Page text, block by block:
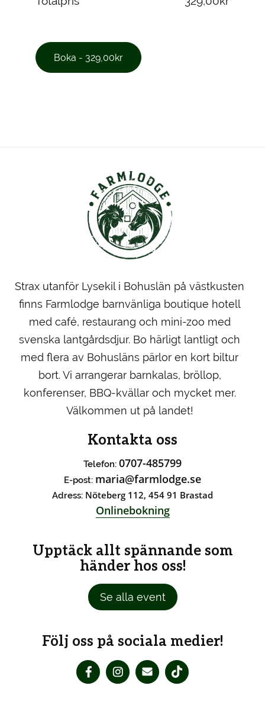
Strax utanför Lysekil i Bohuslän på västkusten
finns Farmlodge barnvänliga boutique hotell
med café, restaurang och mini-zoo med
svenska lantgårdsdjur. Bo härligt lantligt och
med flera av Bohusläns pärlor en kort biltur
bort. Vi arrangerar barnkalas, bröllop,
konferenser, BBQ-kvällar och mycket mer.
Välkommen ut på landet!
Kontakta oss
Telefon: 0707-485799
E-post: maria@farmlodge.se
Adress: Nöteberg 112, 454 91 Brastad
Onlinebokning
Upptäck allt spännande som
händer hos oss!
Se alla event
Följ oss på sociala medier!